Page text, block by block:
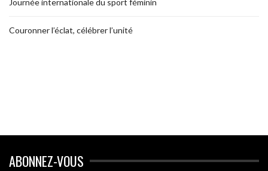
Couronner l’éclat, célébrer l’unité
ABONNEZ-VOUS